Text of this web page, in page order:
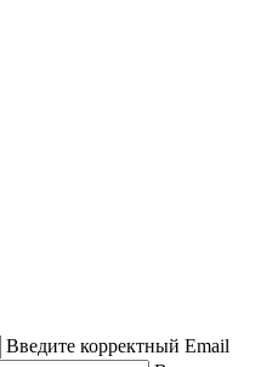
Введите корректный Email